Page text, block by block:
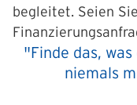
begleitet. Seien
"Finde das,
niemals